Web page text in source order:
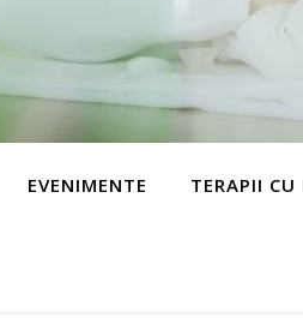
EVENIMENTE TERAPII